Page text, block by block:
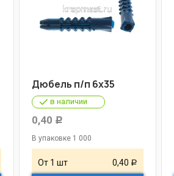
Дюбель п/п 6х35
в наличии
0,40 Р
В упаковке 1 000
От 1 шт 0,40 Р